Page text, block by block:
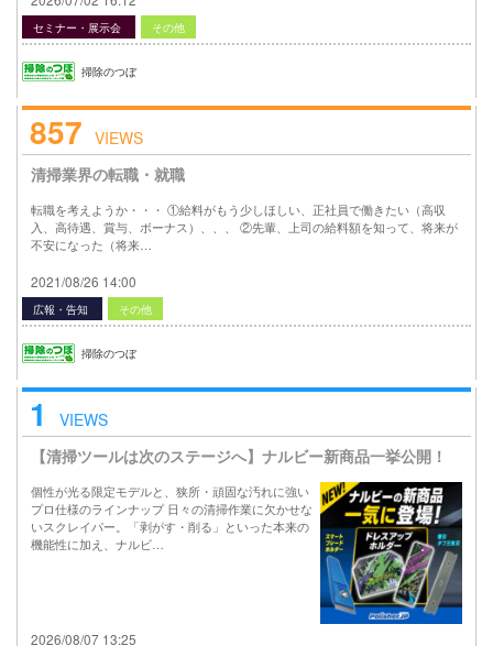
セミナー・展示会 その他
掃除のつぼ
857 VIEWS
清掃業界の転職・就職
転職を考えようか・・・ ①給料がもう少しほしい、正社員で働きたい（高収
入、高待遇、賞与、ボーナス）、、、 ②先輩、上司の給料額を知って、将来が
不安になった（将来…
2021/08/26 14:00
広報・告知 その他
掃除のつぼ
1
VIEWS
【清掃ツールは次のステージへ】ナルビー新商品一挙公開！
個性が光る限定モデルと、狭所・頑固な汚れに強い
プロ仕様のラインナップ 日々の清掃作業に欠かせな
いスクレイパー。「剥がす・削る」といった本来の
機能性に加え、ナルビ…
2026/08/07 13:25